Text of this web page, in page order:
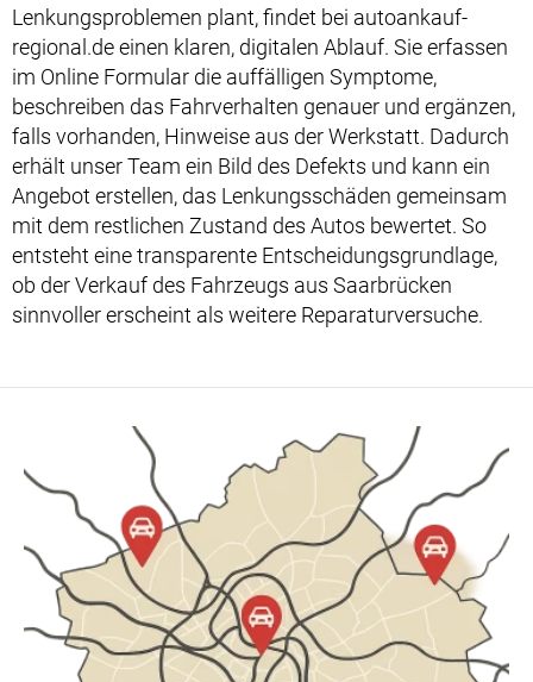
Lenkungsproblemen plant, findet bei autoankauf-
regional.de einen klaren, digitalen Ablauf. Sie erfassen
im Online Formular die auffälligen Symptome,
beschreiben das Fahrverhalten genauer und ergänzen,
falls vorhanden, Hinweise aus der Werkstatt. Dadurch
erhält unser Team ein Bild des Defekts und kann ein
Angebot erstellen, das Lenkungsschäden gemeinsam
mit dem restlichen Zustand des Autos bewertet. So
entsteht eine transparente Entscheidungsgrundlage,
ob der Verkauf des Fahrzeugs aus Saarbrücken
sinnvoller erscheint als weitere Reparaturversuche.